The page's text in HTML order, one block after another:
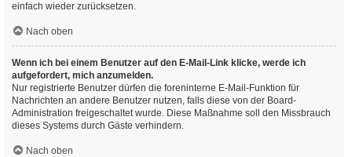
einfach wieder zurücksetzen.
Nach oben
Wenn ich bei einem Benutzer auf den E-Mail-Link klicke, werde ich
aufgefordert, mich anzumelden.
Nur registrierte Benutzer dürfen die foreninterne E-Mail-Funktion für
Nachrichten an andere Benutzer nutzen, falls diese von der Board-
Administration freigeschaltet wurde. Diese Maßnahme soll den Missbrauch
dieses Systems durch Gäste verhindern.
Nach oben